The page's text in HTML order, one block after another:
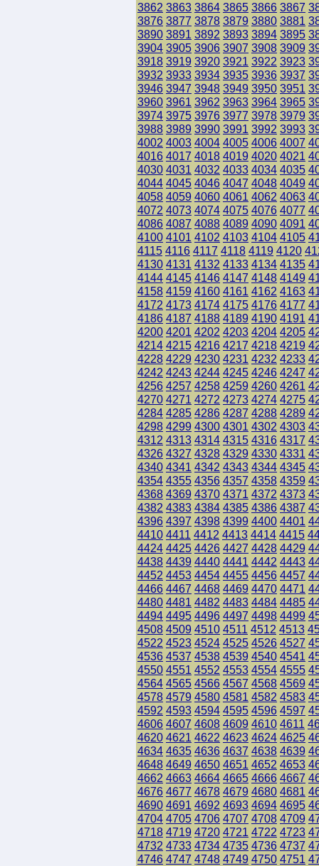
3862 3863 3864 3865 3866 3867
3876 3877 3878 3879 3880 3881
3890 3891 3892 3893 3894 3895
3904 3905 3906 3907 3908 3909
3918 3919 3920 3921 3922 3923
3932 3933 3934 3935 3936 3937
3946 3947 3948 3949 3950 3951
3960 3961 3962 3963 3964 3965
3974 3975 3976 3977 3978 3979
3988 3989 3990 3991 3992 3993
4002 4003 4004 4005 4006 4007
4016 4017 4018 4019 4020 4021
4030 4031 4032 4033 4034 4035
4044 4045 4046 4047 4048 4049
4058 4059 4060 4061 4062 4063
4072 4073 4074 4075 4076 4077
4086 4087 4088 4089 4090 4091
4100 4101 4102 4103 4104 4105
4115 4116 4117 4118 4119 4120
4130 4131 4132 4133 4134 4135
4144 4145 4146 4147 4148 4149
4158 4159 4160 4161 4162 4163
4172 4173 4174 4175 4176 4177
4186 4187 4188 4189 4190 4191
4200 4201 4202 4203 4204 4205
4214 4215 4216 4217 4218 4219
4228 4229 4230 4231 4232 4233
4242 4243 4244 4245 4246 4247
4256 4257 4258 4259 4260 4261
4270 4271 4272 4273 4274 4275
4284 4285 4286 4287 4288 4289
4298 4299 4300 4301 4302 4303
4312 4313 4314 4315 4316 4317
4326 4327 4328 4329 4330 4331
4340 4341 4342 4343 4344 4345
4354 4355 4356 4357 4358 4359
4368 4369 4370 4371 4372 4373
4382 4383 4384 4385 4386 4387
4396 4397 4398 4399 4400 4401
4410 4411 4412 4413 4414 4415
4424 4425 4426 4427 4428 4429
4438 4439 4440 4441 4442 4443
4452 4453 4454 4455 4456 4457
4466 4467 4468 4469 4470 4471
4480 4481 4482 4483 4484 4485
4494 4495 4496 4497 4498 4499
4508 4509 4510 4511 4512 4513
4522 4523 4524 4525 4526 4527
4536 4537 4538 4539 4540 4541
4550 4551 4552 4553 4554 4555
4564 4565 4566 4567 4568 4569
4578 4579 4580 4581 4582 4583
4592 4593 4594 4595 4596 4597
4606 4607 4608 4609 4610 4611
4620 4621 4622 4623 4624 4625
4634 4635 4636 4637 4638 4639
4648 4649 4650 4651 4652 4653
4662 4663 4664 4665 4666 4667
4676 4677 4678 4679 4680 4681
4690 4691 4692 4693 4694 4695
4704 4705 4706 4707 4708 4709
4718 4719 4720 4721 4722 4723
4732 4733 4734 4735 4736 4737
4746 4747 4748 4749 4750 4751